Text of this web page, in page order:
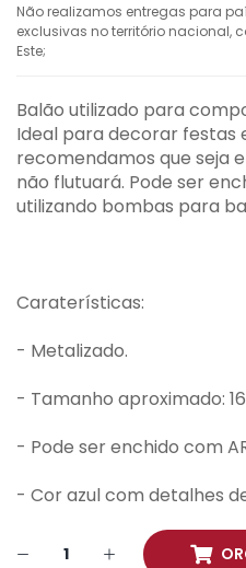
Não realizamos entregas para
exclusivas no território nacional,
Este;
Balão utilizado para
Ideal para decorar festas
recomendamos que seja
não flutuará. Pode ser
utilizando bombas para
Caraterísticas:
- Metalizado.
- Tamanho aproximado:
- Pode ser enchido com
- Cor azul com detalhes